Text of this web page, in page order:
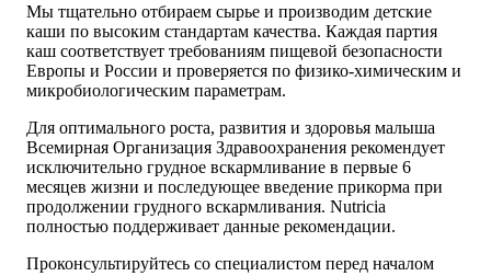
Мы тщательно отбираем сырье и производим детские
каши по высоким стандартам качества. Каждая партия
каш соответствует требованиям пищевой безопасности
Европы и России и проверяется по физико-химическим и
микробиологическим параметрам.
Для оптимального роста, развития и здоровья малыша
Всемирная Организация Здравоохранения рекомендует
исключительно грудное вскармливание в первые 6
месяцев жизни и последующее введение прикорма при
продолжении грудного вскармливания. Nutricia
полностью поддерживает данные рекомендации.
Проконсультируйтесь со специалистом перед началом